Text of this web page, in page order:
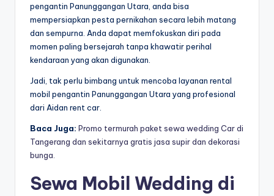
pengantin Panunggangan Utara, anda bisa
mempersiapkan pesta pernikahan secara lebih matang
dan sempurna. Anda dapat memfokuskan diri pada
momen paling bersejarah tanpa khawatir perihal
kendaraan yang akan digunakan.
Jadi, tak perlu bimbang untuk mencoba layanan rental
mobil pengantin Panunggangan Utara yang profesional
dari Aidan rent car.
Baca Juga: Promo termurah paket sewa wedding Car di
Tangerang dan sekitarnya gratis jasa supir dan dekorasi
bunga.
Sewa Mobil Wedding di